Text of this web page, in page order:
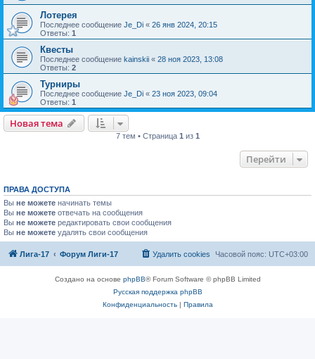
Лотерея
Последнее сообщение Je_Di « 26 янв 2024, 20:15
Ответы: 1
Квесты
Последнее сообщение kainskii « 28 ноя 2023, 13:08
Ответы: 2
Турниры
Последнее сообщение Je_Di « 23 ноя 2023, 09:04
Ответы: 1
Новая тема
7 тем • Страница 1 из 1
Перейти
ПРАВА ДОСТУПА
Вы не можете начинать темы
Вы не можете отвечать на сообщения
Вы не можете редактировать свои сообщения
Вы не можете удалять свои сообщения
Лига-17 Форум Лиги-17 Часовой пояс: UTC+03:00
Удалить cookies
Создано на основе phpBB® Forum Software © phpBB Limited
Русская поддержка phpBB
Конфиденциальность| Правила